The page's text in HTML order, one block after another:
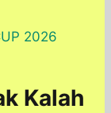
Kalah